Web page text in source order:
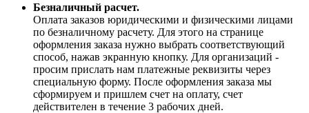
Безналичный расчет.
Оплата заказов юридическими и физическими лицами
по безналичному расчету. Для этого на странице
оформления заказа нужно выбрать соответствующий
способ, нажав экранную кнопку. Для организаций -
просим прислать нам платежные реквизиты через
специальную форму. После оформления заказа мы
сформируем и пришлем счет на оплату, счет
действителен в течение 3 рабочих дней.